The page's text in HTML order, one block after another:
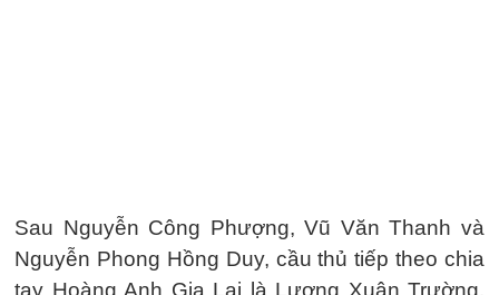
Sau Nguyễn Công Phượng, Vũ Văn Thanh và
Nguyễn Phong Hồng Duy, cầu thủ tiếp theo chia
tay Hoàng Anh Gia Lai là Lương Xuân Trường.